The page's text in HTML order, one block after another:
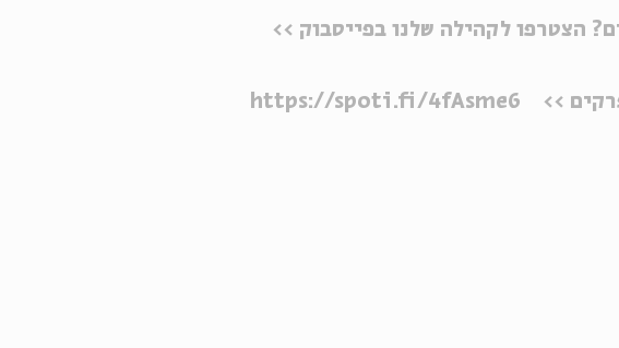
הצטרפו לקהילה שלנו בפייסבוק >>
>>
https://spoti.fi/4fAsme6